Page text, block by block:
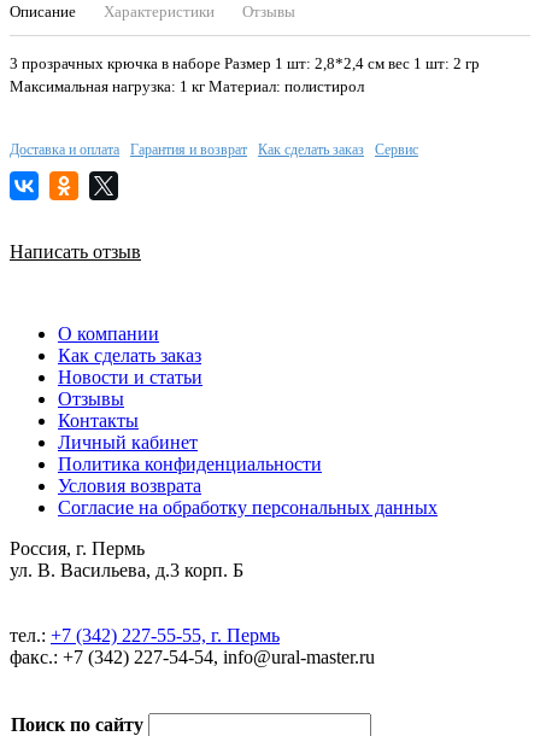
Описание Характеристики Отзывы
3 прозрачных крючка в наборе Размер 1 шт: 2,8*2,4 см вес 1 шт: 2 гр
Максимальная нагрузка: 1 кг Материал: полистирол
Доставка и оплата Гарантия и возврат Как сделать заказ Сервис
Написать отзыв
О компании
Как сделать заказ
Новости и статьи
Отзывы
Контакты
Личный кабинет
Политика конфиденциальности
Условия возврата
Согласие на обработку персональных данных
Россия, г. Пермь
ул. В. Васильева, д.3 корп. Б
тел.: +7 (342) 227-55-55, г. Пермь
факс.: +7 (342) 227-54-54, info@ural-master.ru
Поиск по сайту